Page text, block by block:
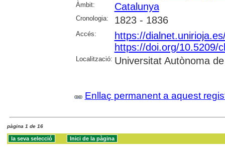
Àmbit:
Catalunya
Cronologia: 1823 - 1836
Accés:
https://
https://doi.org/10.5209/
Localització: Universitat Autònoma
Enllaç permanent a aquest
pàgina 1 de 16